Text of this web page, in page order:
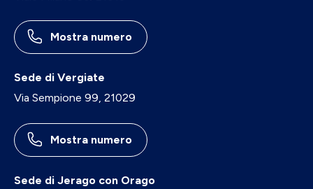
Mostra numero
Sede di Vergiate
Via Sempione 99, 21029
Mostra numero
Sede di Jerago con Orago